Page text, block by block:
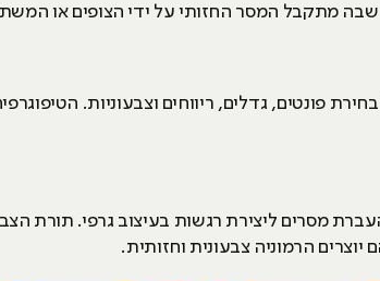
מתקבל המסר החזותי על ידי הצופים או
פונטים, גדלים, ריווחים וצבעוניות.
מסרים ליצירת רגשות בעיצוב גרפי. תורת
יוצרים הרמוניה צבעונית וחזותית.